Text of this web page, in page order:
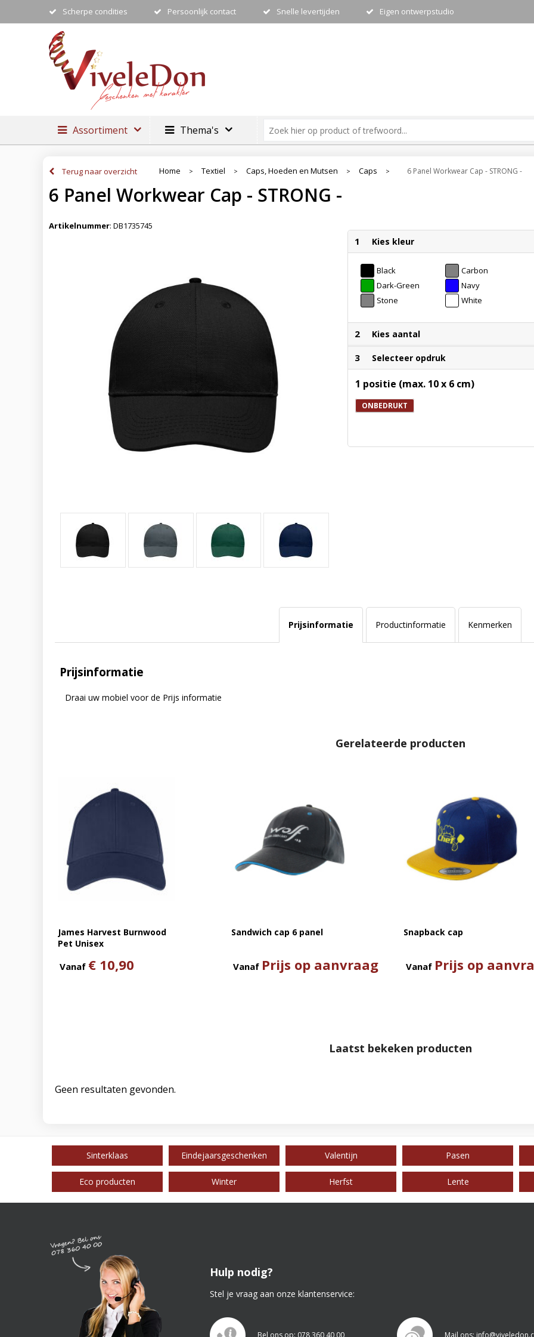
Scherpe condities Persoonlijk contact Snelle levertijden Eigen ontwerpstudio
Assortiment Thema's
Terug naar overzicht Home > Textiel > Caps, Hoeden en Mutsen > Caps > 6 Panel Workwear Cap - STRONG -
6 Panel Workwear Cap - STRONG -
Artikelnummer: DB1735745
1 Kies kleur
Black
Carbon
Dark-Green
Navy
Stone
White
2 Kies aantal
3 Selecteer opdruk
1 positie (max. 10 x 6 cm)
ONBEDRUKT
Prijsinformatie Productinformatie Kenmerken
Prijsinformatie
Draai uw mobiel voor de Prijs informatie
Gerelateerde producten
James Harvest Burnwood
Pet Unisex
Vanaf € 10,90
Sandwich cap 6 panel
Vanaf Prijs op aanvraag
Snapback cap
Vanaf Prijs op
Laatst bekeken producten
Geen resultaten gevonden.
Sinterklaas Eindejaarsgeschenken Valentijn Pasen
Eco producten Winter Herfst Lente
Hulp nodig?
Stel je vraag aan onze klantenservice: